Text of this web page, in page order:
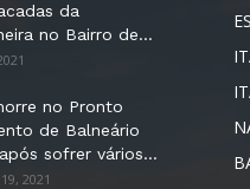
da
no Bairro de...
no Pronto
de Balneário
sofrer vários...
2021